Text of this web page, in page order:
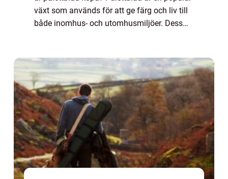
växt som används för att ge färg och liv till
både inomhus- och utomhusmiljöer. Dess